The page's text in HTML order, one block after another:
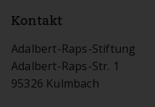
Kontakt
Adalbert-Raps-Stiftung
Adalbert-Raps-Str. 1
95326 Kulmbach